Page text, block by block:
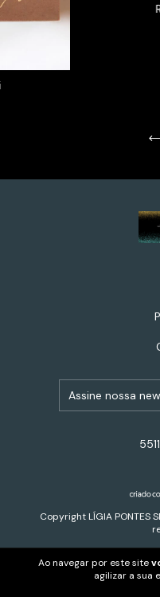
Ao navegar por este site
agilizar a sua
Copyright LÍGIA PONTES